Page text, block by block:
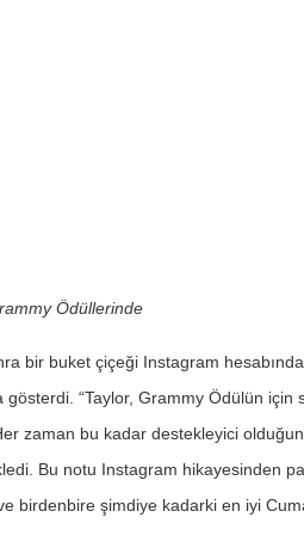
Ödüllerinde
bir buket çiçeği Instagram
gösterdi. “Taylor, Grammy Ödülün
zaman bu kadar destekleyici
Bu notu Instagram hikayesinden
birdenbire şimdiye kadarki en iyi